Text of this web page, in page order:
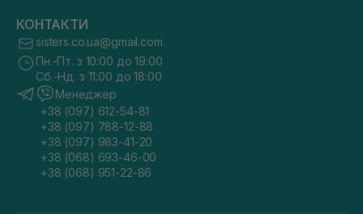
КОНТАКТИ
sisters.co.ua@gmail.com
Пн.-Пт. з 10:00 до 19:00
Сб.-Нд. з 11:00 до 18:00
Менеджер
+38 (097) 612-54-81
+38 (097) 788-12-88
+38 (097) 983-41-20
+38 (068) 693-46-00
+38 (068) 951-22-86